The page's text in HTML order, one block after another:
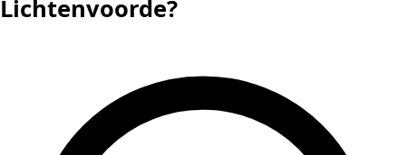
Lichtenvoorde?